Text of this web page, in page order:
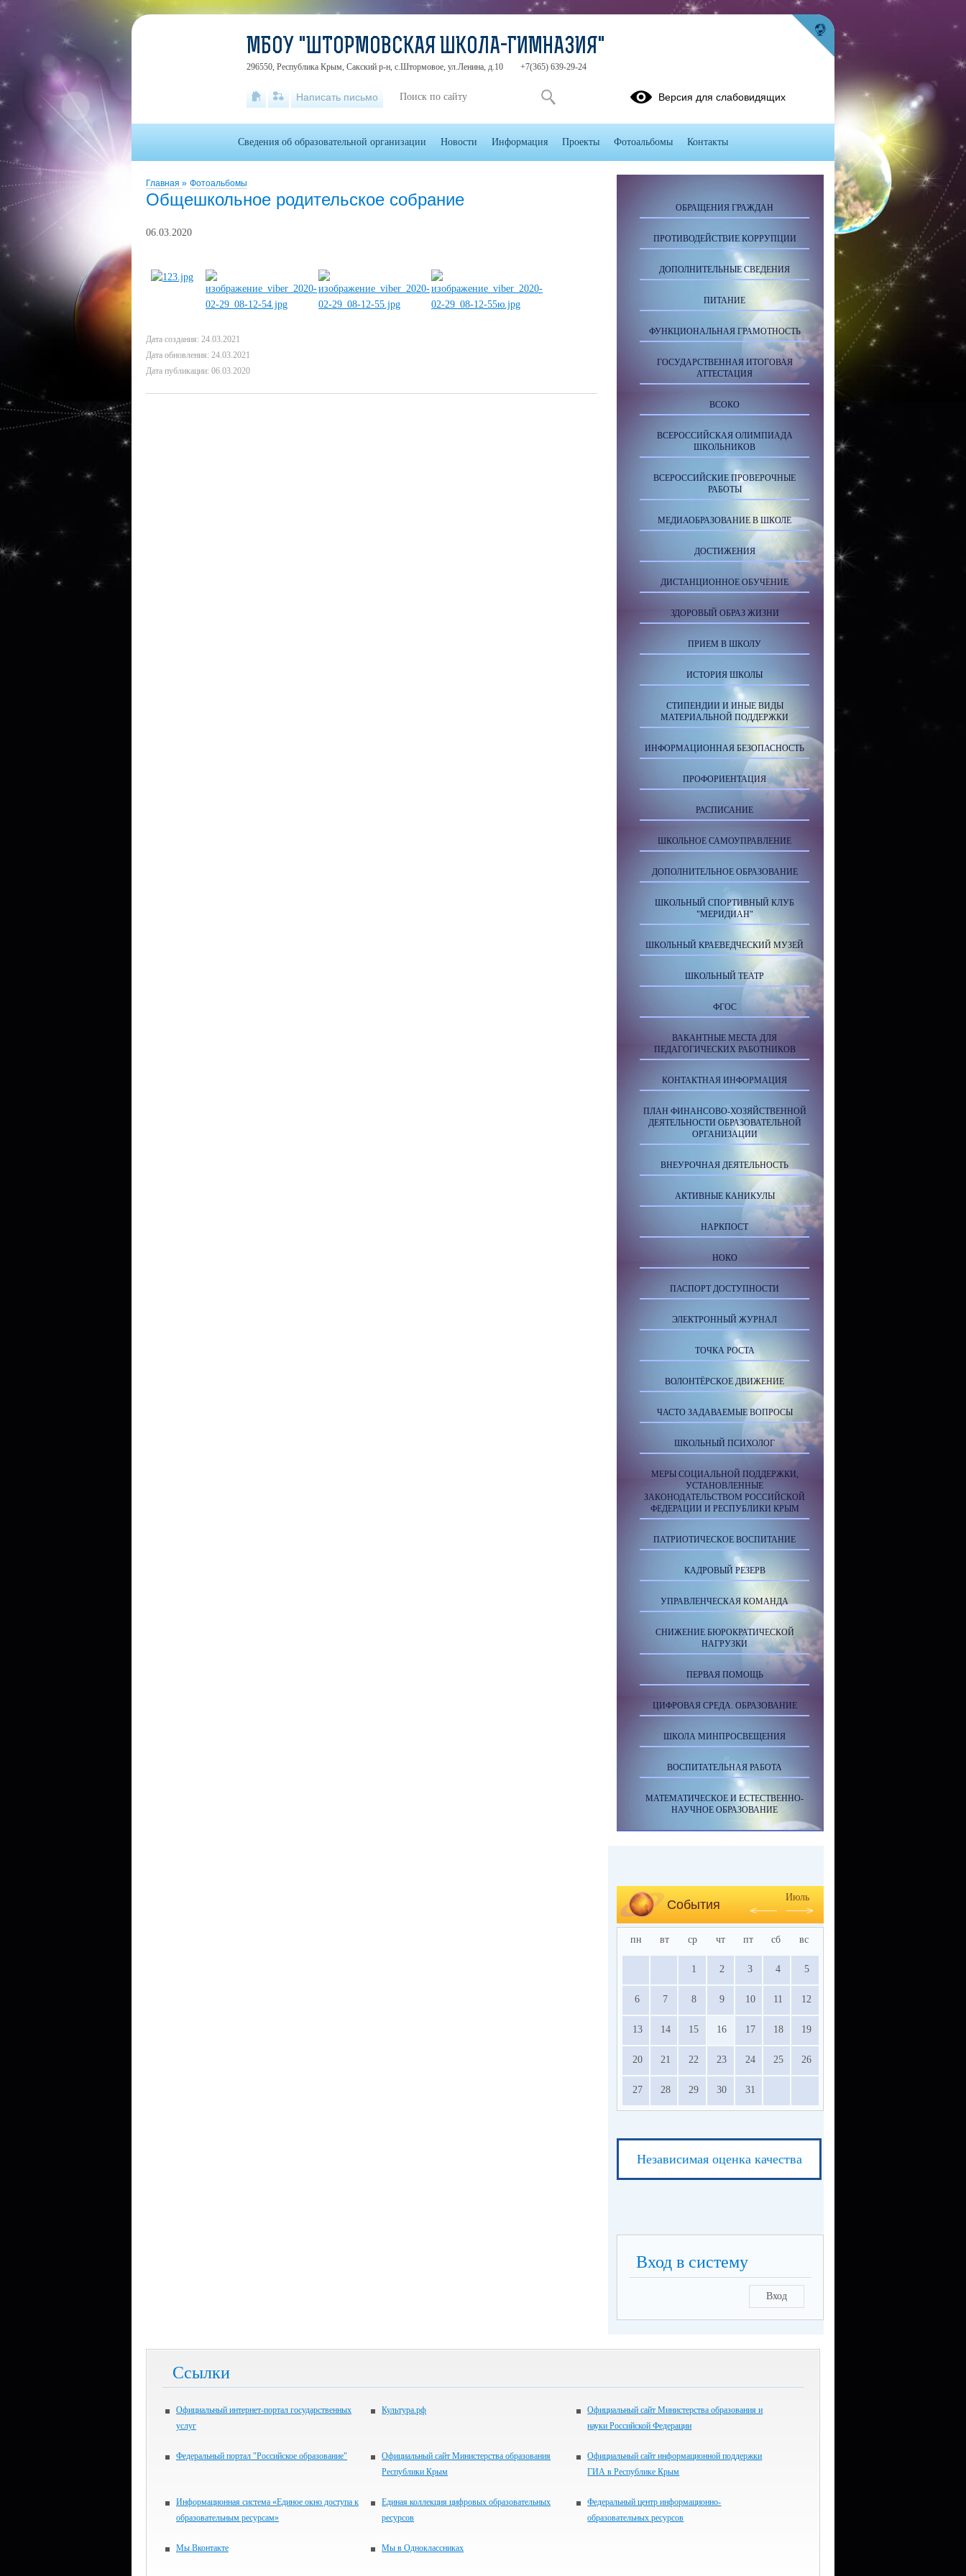
Главная » Фотоальбомы
Общешкольное родительское собрание
06.03.2020
Дата создания: 24.03.2021
Дата обновления: 24.03.2021
Дата публикации: 06.03.2020
ОБРАЩЕНИЯ ГРАЖДАН
ПРОТИВОДЕЙСТВИЕ КОРРУПЦИИ
ДОПОЛНИТЕЛЬНЫЕ СВЕДЕНИЯ
ПИТАНИЕ
ФУНКЦИОНАЛЬНАЯ ГРАМОТНОСТЬ
ГОСУДАРСТВЕННАЯ ИТОГОВАЯ
АТТЕСТАЦИЯ
ВСОКО
ВСЕРОССИЙСКАЯ ОЛИМПИАДА
ШКОЛЬНИКОВ
ВСЕРОССИЙСКИЕ ПРОВЕРОЧНЫЕ
РАБОТЫ
МЕДИАОБРАЗОВАНИЕ В ШКОЛЕ
ДОСТИЖЕНИЯ
ДИСТАНЦИОННОЕ ОБУЧЕНИЕ
ЗДОРОВЫЙ ОБРАЗ ЖИЗНИ
ПРИЕМ В ШКОЛУ
ИСТОРИЯ ШКОЛЫ
СТИПЕНДИИ И ИНЫЕ ВИДЫ
МАТЕРИАЛЬНОЙ ПОДДЕРЖКИ
ИНФОРМАЦИОННАЯ БЕЗОПАСНОСТЬ
ПРОФОРИЕНТАЦИЯ
РАСПИСАНИЕ
ШКОЛЬНОЕ САМОУПРАВЛЕНИЕ
ДОПОЛНИТЕЛЬНОЕ ОБРАЗОВАНИЕ
ШКОЛЬНЫЙ СПОРТИВНЫЙ КЛУБ
"МЕРИДИАН"
ШКОЛЬНЫЙ КРАЕВЕДЧЕСКИЙ МУЗЕЙ
ШКОЛЬНЫЙ ТЕАТР
ФГОС
ВАКАНТНЫЕ МЕСТА ДЛЯ
ПЕДАГОГИЧЕСКИХ РАБОТНИКОВ
КОНТАКТНАЯ ИНФОРМАЦИЯ
ПЛАН ФИНАНСОВО-ХОЗЯЙСТВЕННОЙ
ДЕЯТЕЛЬНОСТИ ОБРАЗОВАТЕЛЬНОЙ
ОРГАНИЗАЦИИ
ВНЕУРОЧНАЯ ДЕЯТЕЛЬНОСТЬ
АКТИВНЫЕ КАНИКУЛЫ
НАРКПОСТ
НОКО
ПАСПОРТ ДОСТУПНОСТИ
ЭЛЕКТРОННЫЙ ЖУРНАЛ
ТОЧКА РОСТА
ВОЛОНТЁРСКОЕ ДВИЖЕНИЕ
ЧАСТО ЗАДАВАЕМЫЕ ВОПРОСЫ
ШКОЛЬНЫЙ ПСИХОЛОГ
МЕРЫ СОЦИАЛЬНОЙ ПОДДЕРЖКИ,
УСТАНОВЛЕННЫЕ
ЗАКОНОДАТЕЛЬСТВОМ РОССИЙСКОЙ
ФЕДЕРАЦИИ И РЕСПУБЛИКИ КРЫМ
ПАТРИОТИЧЕСКОЕ ВОСПИТАНИЕ
КАДРОВЫЙ РЕЗЕРВ
УПРАВЛЕНЧЕСКАЯ КОМАНДА
СНИЖЕНИЕ БЮРОКРАТИЧЕСКОЙ
НАГРУЗКИ
ПЕРВАЯ ПОМОЩЬ
ЦИФРОВАЯ СРЕДА. ОБРАЗОВАНИЕ
ШКОЛА МИНПРОСВЕЩЕНИЯ
ВОСПИТАТЕЛЬНАЯ РАБОТА
МАТЕМАТИЧЕСКОЕ И ЕСТЕСТВЕННО-
НАУЧНОЕ ОБРАЗОВАНИЕ
События
Июль
пн вт ср чт пт сб вс
1 2 3 4 5
6 7 8 9 10 11 12
13 14 15 16 17 18 19
20 21 22 23 24 25 26
27 28 29 30 31
Независимая оценка качества
Вход в систему
Вход
Ссылки
Официальный интернет-портал государственных
услуг
Культура.рф
Официальный сайт Министерства образования и
науки Российской Федерации
Федеральный портал "Российское образование"
Официальный сайт Министерства образования
Республики Крым
Официальный сайт информационной поддержки
ГИА в Республике Крым
Информационная система «Единое окно доступа к
образовательным ресурсам»
Единая коллекция цифровых образовательных
ресурсов
Федеральный центр информационно-
образовательных ресурсов
Мы Вконтакте Мы в Одноклассниках
МБОУ "ШТОРМОВСКАЯ ШКОЛА-ГИМНАЗИЯ"
296550, Республика Крым, Сакский р-н, с.Штормовое, ул.Ленина, д.10 +7(365) 639-29-24
Написать письмо Версия для слабовидящих
Сведения об образовательной организации Новости Информация Проекты Фотоальбомы Контакты